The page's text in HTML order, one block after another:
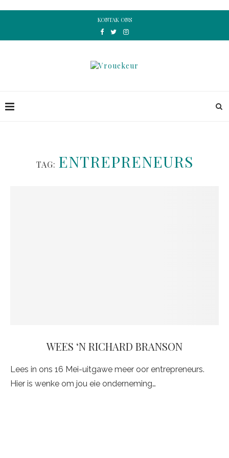
KONTAK ONS
TAG: ENTREPRENEURS
WEES ‘N RICHARD BRANSON
Lees in ons 16 Mei-uitgawe meer oor entrepreneurs.
Hier is wenke om jou eie onderneming…